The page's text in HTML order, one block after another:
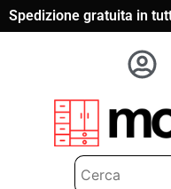
Spedizione gratuita in